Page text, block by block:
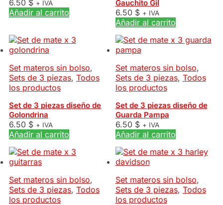
6.50 $ + IVA
Añadir al carrito
Gauchito Gil
6.50 $ + IVA
Añadir al carrito
Set materos sin bolso,
Sets de 3 piezas, Todos
los productos
Set de 3 piezas diseño de
Golondrina
6.50 $ + IVA
Añadir al carrito
Set materos sin bolso,
Sets de 3 piezas, Todos
los productos
Set de 3 piezas diseño de
Guarda Pampa
6.50 $ + IVA
Añadir al carrito
Set materos sin bolso,
Sets de 3 piezas, Todos
los productos
Set materos sin bolso,
Sets de 3 piezas, Todos
los productos